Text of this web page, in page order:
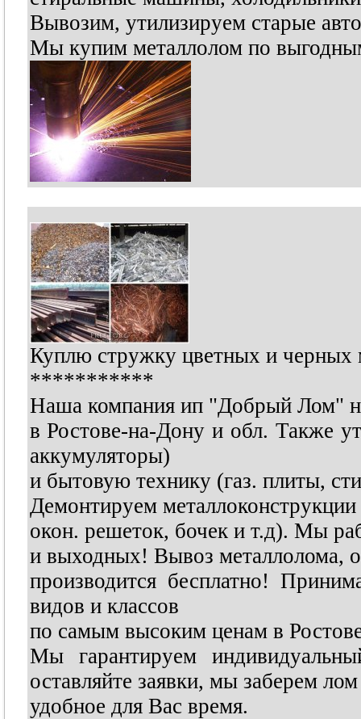
Вывозим, утилизируем старые
Мы купим металлолом по
Куплю стружку цветных и черных
***********
Наша компания ип "Добрый Лом"
в Ростове-на-Дону и обл. Также
аккумуляторы)
и бытовую технику (газ. плиты,
Демонтируем
окон. решеток, бочек и т.д). Мы
и выходных! Вывоз металлолома,
производится бесплатно!
видов и классов
по самым высоким ценам в
Мы гарантируем
оставляйте заявки, мы заберем
удобное для Вас время.